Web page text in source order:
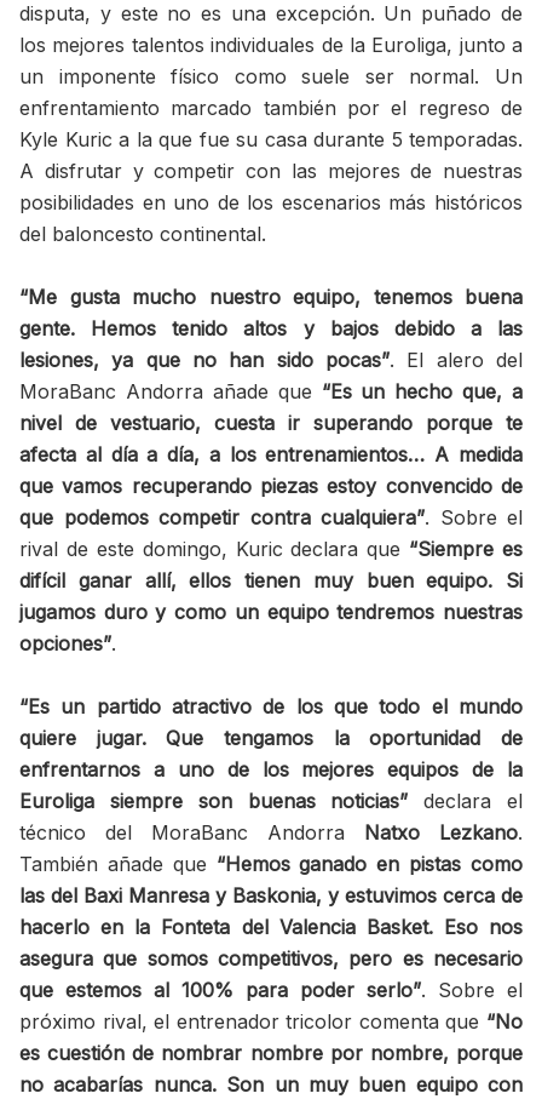
disputa, y este no es una excepción. Un puñado de
los mejores talentos individuales de la Euroliga, junto a
un imponente físico como suele ser normal. Un
enfrentamiento marcado también por el regreso de
Kyle Kuric a la que fue su casa durante 5 temporadas.
A disfrutar y competir con las mejores de nuestras
posibilidades en uno de los escenarios más históricos
del baloncesto continental.
“Me gusta mucho nuestro equipo, tenemos buena
gente. Hemos tenido altos y bajos debido a las
lesiones, ya que no han sido pocas”. El alero del
MoraBanc Andorra añade que “Es un hecho que, a
nivel de vestuario, cuesta ir superando porque te
afecta al día a día, a los entrenamientos… A medida
que vamos recuperando piezas estoy convencido de
que podemos competir contra cualquiera”. Sobre el
rival de este domingo, Kuric declara que “Siempre es
difícil ganar allí, ellos tienen muy buen equipo. Si
jugamos duro y como un equipo tendremos nuestras
opciones”.
“Es un partido atractivo de los que todo el mundo
quiere jugar. Que tengamos la oportunidad de
enfrentarnos a uno de los mejores equipos de la
Euroliga siempre son buenas noticias” declara el
técnico del MoraBanc Andorra Natxo Lezkano.
También añade que “Hemos ganado en pistas como
las del Baxi Manresa y Baskonia, y estuvimos cerca de
hacerlo en la Fonteta del Valencia Basket. Eso nos
asegura que somos competitivos, pero es necesario
que estemos al 100% para poder serlo”. Sobre el
próximo rival, el entrenador tricolor comenta que “No
es cuestión de nombrar nombre por nombre, porque
no acabarías nunca. Son un muy buen equipo con